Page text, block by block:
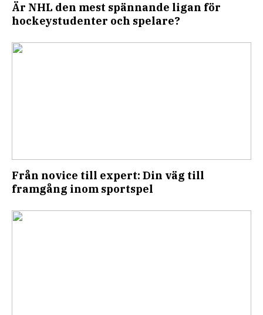
Är NHL den mest spännande ligan för
hockeystudenter och spelare?
Från novice till expert: Din väg till
framgång inom sportspel